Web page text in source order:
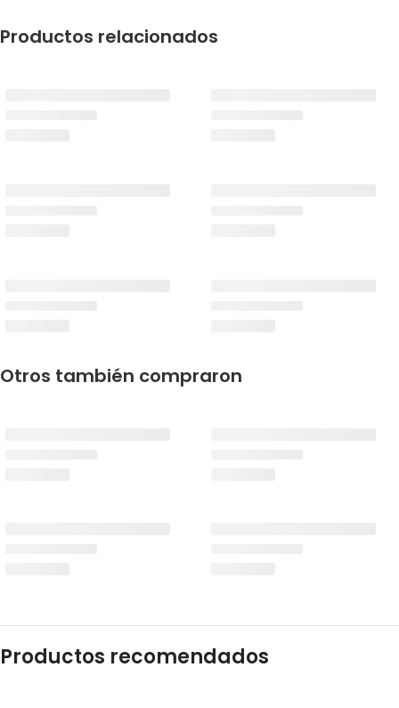
Productos relacionados
Otros también compraron
Productos recomendados